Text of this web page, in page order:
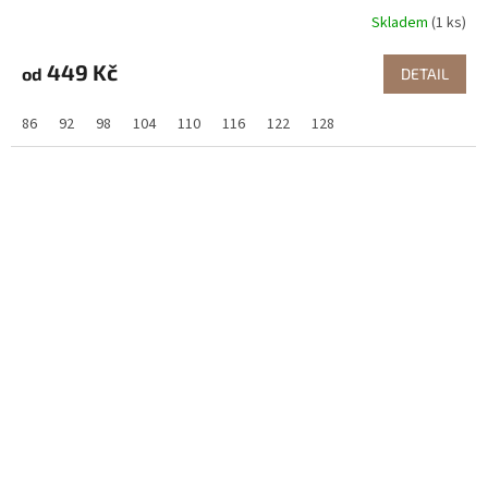
Skladem (1 ks)
od 449 Kč DETAIL
86 92 98 104 110 116 122 128